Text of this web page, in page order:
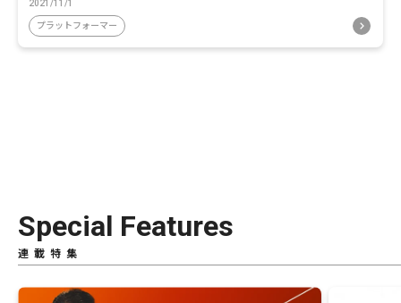
2021/11/1
プラットフォーマー
Special Features
連載特集